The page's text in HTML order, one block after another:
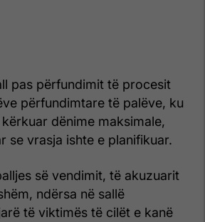
pas përfundimit të procesit
përfundimtare të palëve, ku
dënime maksimale,
se vrasja ishte e planifikuar.
së vendimit, të akuzuarit
ndërsa në sallë
të viktimës të cilët e kanë